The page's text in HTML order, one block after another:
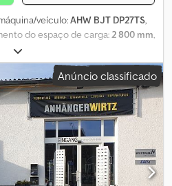
veículo:AHW BJT DP27TS,
do espaço de carga:2 800 mm,
1 300 mm
24 horas por dia, 7 dias por
SEG. a SEX. das 08:00 às 12:30
por dia, 7 dias por semana, através
O conteúdo e as imagens
autor – Logotipos: marca
08. 07.26 Chjdpozm Tb Sjfx Apbsa
Anúncio classificado